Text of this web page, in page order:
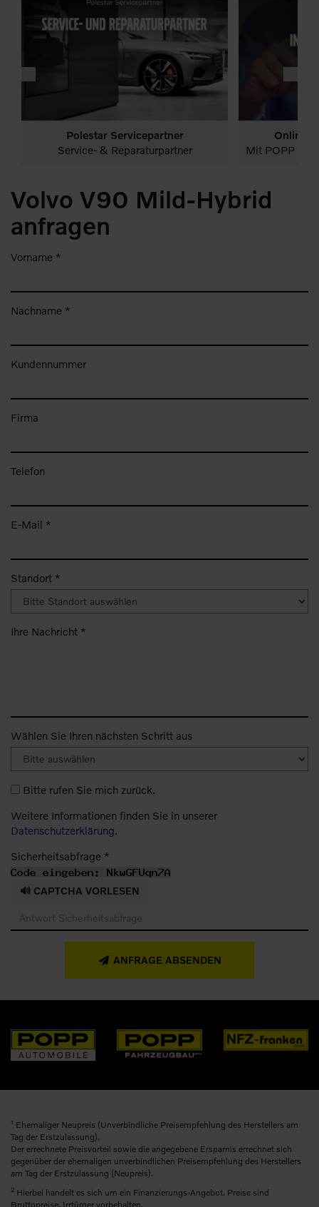
Leistungen Startseite
Polestar Servicepartner
Service- & Reparaturpartner
Volvo
Volvo Plug-in
Leistungen
Online
Mit POPP entscheiden Sie
Volvo V90 Mild-Hybrid
anfragen
Vorname *
Nachname *
Kundennummer
Firma
Telefon
E-Mail *
Standort *
Ihre Nachricht *
Wählen Sie Ihren nächsten Schritt aus
Bitte rufen Sie mich zurück.
Weitere Informationen finden Sie in unserer
Datenschutzerklärung
Sicherheitsabfrage *
🔊 CAPTCHA VORLESEN
ANFRAGE ABSENDEN
1 Ehemaliger Neupreis (Unverbindliche Preisempfehlung des Herstellers am
Tag der Erstzulassung).
Der errechnete Preisvorteil sowie die angegebene Ersparnis errechnet sich
gegenüber der ehemaligen unverbindlichen Preisempfehlung des Herstellers
am Tag der Erstzulassung (Neupreis).
2 Hierbei handelt es sich um ein Finanzierungs-Angebot. Preise sind
Bruttopreise. Irrtümer vorbehalten.